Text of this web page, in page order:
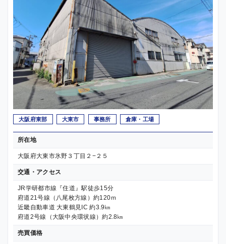
大阪府東部 大東市 事務所 倉庫・工場
所在地
大阪府大東市氷野３丁目２−２５
交通・アクセス
JR学研都市線『住道』駅徒歩15分
府道21号線（八尾枚方線）約120ｍ
近畿自動車道 大東鶴見IC 約3.9㎞
府道2号線（大阪中央環状線）約2.8㎞
売買価格